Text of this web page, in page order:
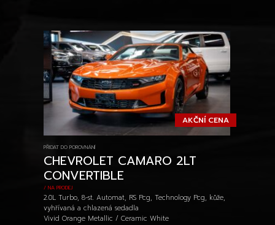
AKČNÍ CENA
PŘIDAT DO POROVNÁNÍ
CHEVROLET CAMARO 2LT
CONVERTIBLE
/ NA PRODEJ
2.0L Turbo, 8-st. Automat, RS Pcg, Technology Pcg, kůže,
vyhřívaná a chlazená sedadla
Vivid Orange Metallic / Ceramic White